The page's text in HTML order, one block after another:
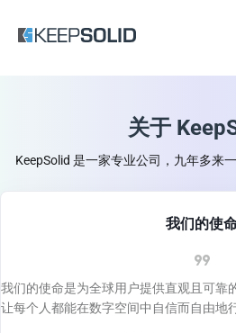
关于
KeepSolid 是一家专业公司，九年多来
我们的使
我们的使命是为全球用户提供直观且可靠
让每个人都能在数字空间中自信而自由地